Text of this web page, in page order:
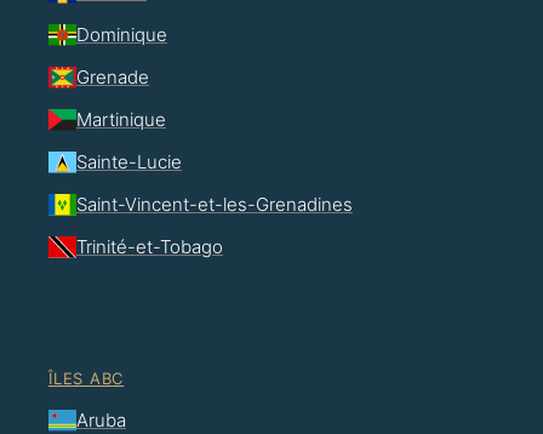
Dominique
Grenade
Martinique
Sainte-Lucie
Saint-Vincent-et-les-Grenadines
Trinité-et-Tobago
ÎLES ABC
Aruba